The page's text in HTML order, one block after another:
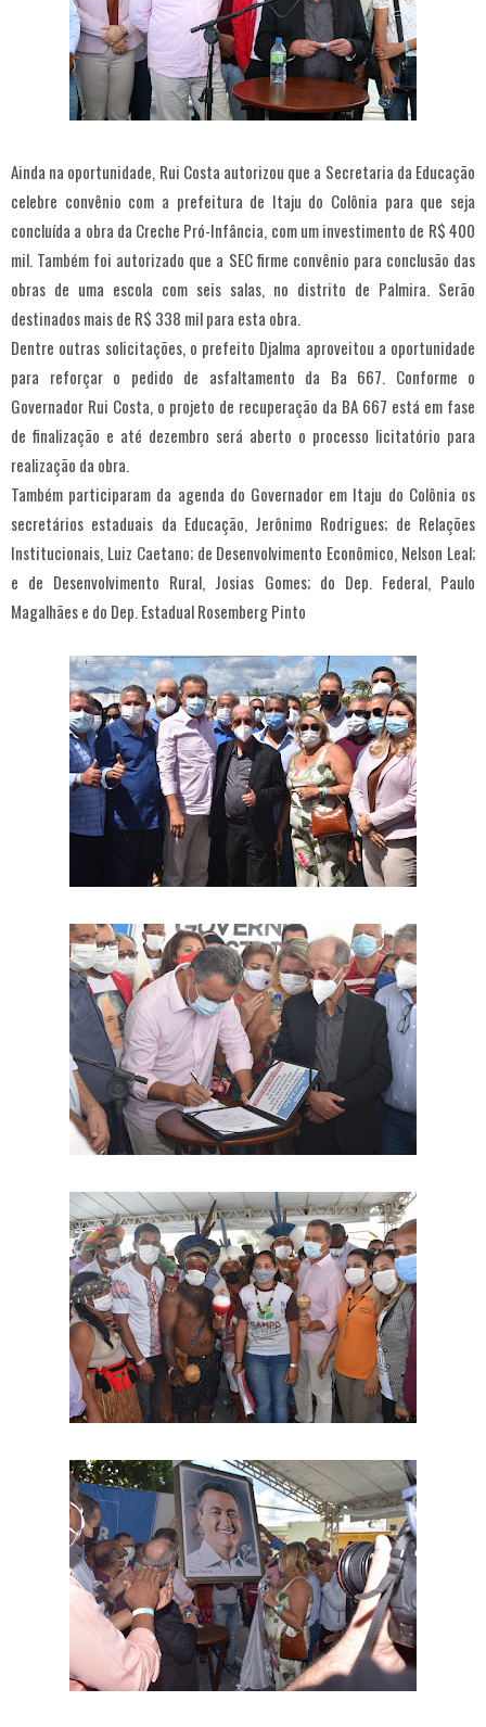
Ainda na oportunidade, Rui Costa autorizou que a Secretaria da Educação
celebre convênio com a prefeitura de Itaju do Colônia para que seja
concluída a obra da Creche Pró-Infância, com um investimento de R$ 400
mil. Também foi autorizado que a SEC firme convênio para conclusão das
obras de uma escola com seis salas, no distrito de Palmira. Serão
destinados mais de R$ 338 mil para esta obra.
Dentre outras solicitações, o prefeito Djalma aproveitou a oportunidade
para reforçar o pedido de asfaltamento da Ba 667. Conforme o
Governador Rui Costa, o projeto de recuperação da BA 667 está em fase
de finalização e até dezembro será aberto o processo licitatório para
realização da obra.
Também participaram da agenda do Governador em Itaju do Colônia os
secretários estaduais da Educação, Jerônimo Rodrigues; de Relações
Institucionais, Luiz Caetano; de Desenvolvimento Econômico, Nelson Leal;
e de Desenvolvimento Rural, Josias Gomes; do Dep. Federal, Paulo
Magalhães e do Dep. Estadual Rosemberg Pinto